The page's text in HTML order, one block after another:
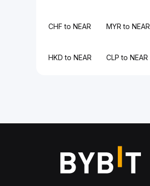
CHF to NEAR MYR to NEAR
HKD to NEAR CLP to NEAR